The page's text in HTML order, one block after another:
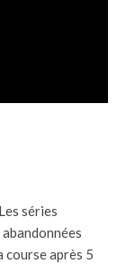
séries
course après 5